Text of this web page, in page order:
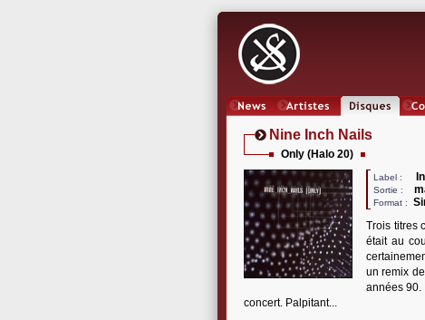
Nine Inch Nails
Only (Halo 20)
Label :
Sortie :
Format :
Trois titres
était au
un remix
années 90.
concert. Palpitant...